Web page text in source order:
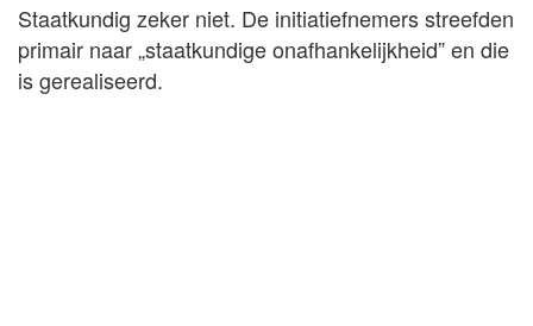
Staatkundig zeker niet. De initiatiefnemers streefden
primair naar „staatkundige onafhankelijkheid” en die
is gerealiseerd.